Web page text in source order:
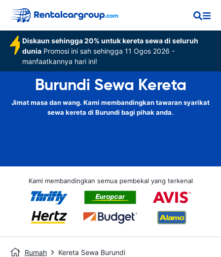
Diskaun sehingga 20% untuk kereta sewa di seluruh
dunia Promosi ini sah sehingga 11 Ogos 2026 -
manfaatkannya hari ini!
Burundi Sewa Kereta
Jimat masa dan wang. Kami membandingkan tawaran syarikat
sewa kereta di Burundi bagi pihak anda.
Kami membandingkan semua pembekal yang terkenal
Rumah Kereta Sewa Burundi